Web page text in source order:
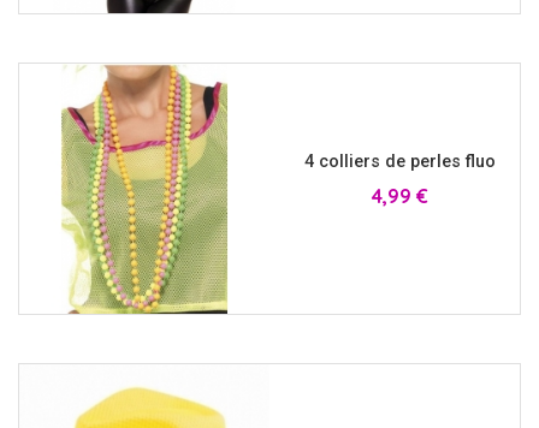
4 colliers de perles fluo
Prix
4,99 €